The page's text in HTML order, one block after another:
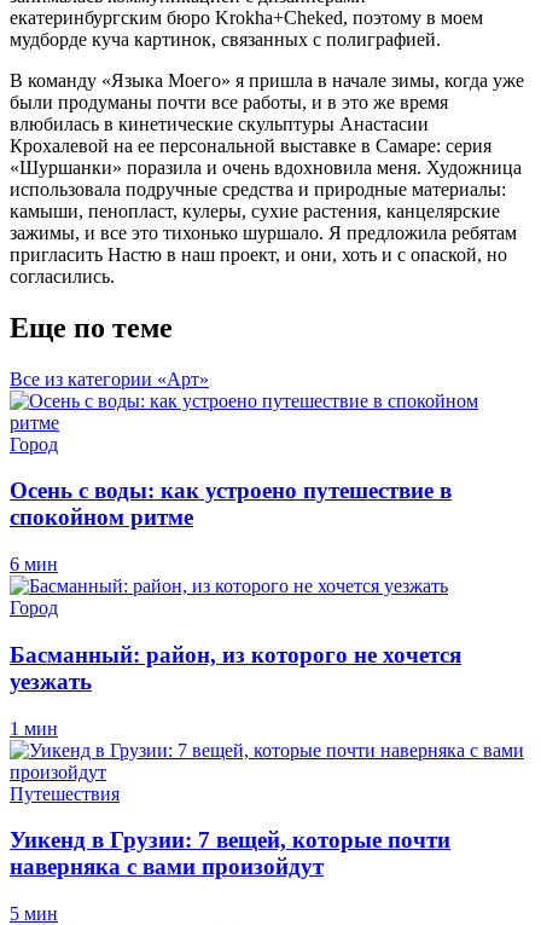
екатеринбургским бюро Krokha+Cheked, поэтому в моем
мудборде куча картинок, связанных с полиграфией.
В команду «Языка Моего» я пришла в начале зимы, когда уже
были продуманы почти все работы, и в это же время
влюбилась в кинетические скульптуры Анастасии
Крохалевой на ее персональной выставке в Самаре: серия
«Шуршанки» поразила и очень вдохновила меня. Художница
использовала подручные средства и природные материалы:
камыши, пенопласт, кулеры, сухие растения, канцелярские
зажимы, и все это тихонько шуршало. Я предложила ребятам
пригласить Настю в наш проект, и они, хоть и с опаской, но
согласились.
Еще по теме
Все из категории «Арт»
Город
Осень с воды: как устроено путешествие в
спокойном ритме
6 мин
Город
Басманный: район, из которого не хочется
уезжать
1 мин
Путешествия
Уикенд в Грузии: 7 вещей, которые почти
наверняка с вами произойдут
5 мин